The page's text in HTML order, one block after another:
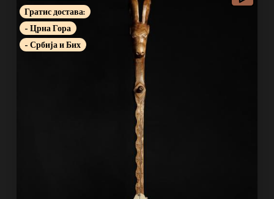
Гратис достава:
- Црна Гора
- Србија и Бих